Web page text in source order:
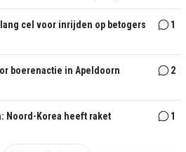
cel voor inrijden op betogers
1
boerenactie in Apeldoorn
2
Noord-Korea heeft raket
1